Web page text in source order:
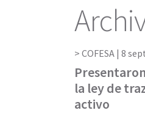
COFESA | 8
la ley de
activo